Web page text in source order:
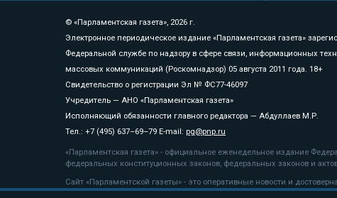
© «Парламентская газета», 2026 г.
Электронное периодическое издание «Парламентская газета»
Федеральной службе по надзору в сфере связи, информационных
массовых коммуникаций (Роскомнадзор) 05 августа 2011 года. 18+
Свидетельство о регистрации Эл № ФС77-46097
Учредитель — АНО «Парламентская газета»
Исполняющий обязанности главного редактора — Абдуллаев М.Р.
Тел.: +7 (495) 637–69–79 E-mail: pg@pnp.ru
«Парламентская газета» - официальное еженедельное издание
федеральных конституционных законов, федеральных законов и
Сайт «Парламентской газеты» - это оперативные новости и
«Парламентской газеты» активная ссылка на pnp.ru обязательна.